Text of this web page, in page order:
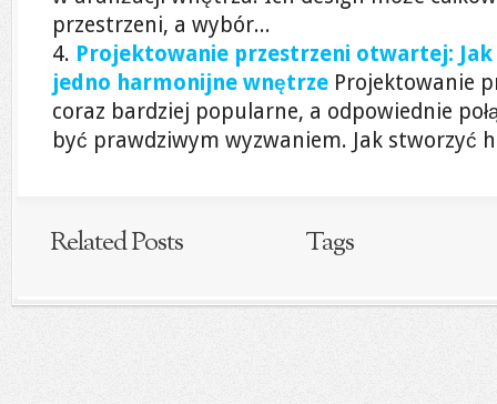
przestrzeni, a wybór...
Projektowanie przestrzeni otwartej:
jedno harmonijne wnętrze Projektowanie
coraz bardziej popularne, a odpowiednie
być prawdziwym wyzwaniem. Jak stworzyć
Related Posts Tags